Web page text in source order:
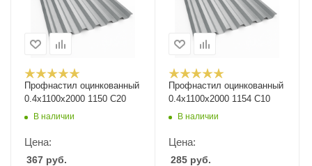
Профнастил оцинкованный
0.4х1100х2000 1150 С20
В наличии
Цена:
367 руб.
Профнастил оцинкованный
0.4х1100х2000 1154 С10
В наличии
Цена:
285 руб.